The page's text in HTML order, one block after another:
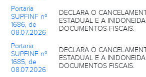
Portaria
SUPFINF nº
1686, de
08.07.2026
DECLARA O
ESTADUAL E A
DOCUMENTOS FISCAIS.
Portaria
SUPFINF nº
1685, de
08.07.2026
DECLARA O
ESTADUAL E A
DOCUMENTOS FISCAIS.